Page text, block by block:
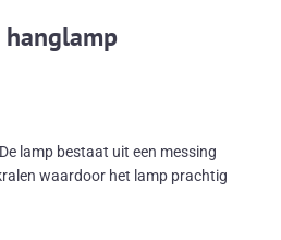
lamp bestaat uit een messing
waardoor het lamp prachtig